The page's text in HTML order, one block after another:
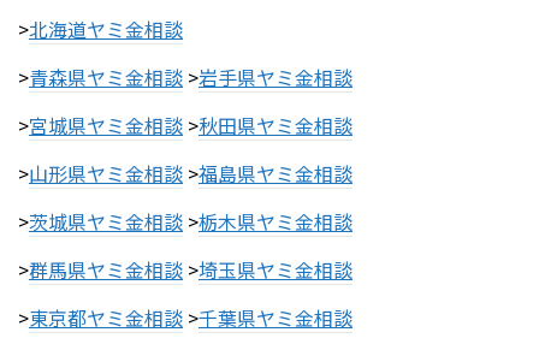
>北海道ヤミ金相談
>青森県ヤミ金相談 >岩手県ヤミ金相談
>宮城県ヤミ金相談 >秋田県ヤミ金相談
>山形県ヤミ金相談 >福島県ヤミ金相談
>茨城県ヤミ金相談 >栃木県ヤミ金相談
>群馬県ヤミ金相談 >埼玉県ヤミ金相談
>東京都ヤミ金相談 >千葉県ヤミ金相談